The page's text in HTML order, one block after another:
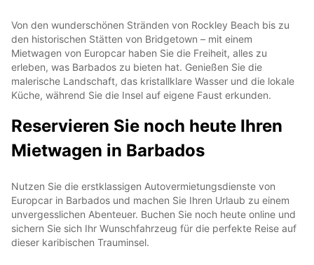
Von den wunderschönen Stränden von Rockley Beach bis zu
den historischen Stätten von Bridgetown – mit einem
Mietwagen von Europcar haben Sie die Freiheit, alles zu
erleben, was Barbados zu bieten hat. Genießen Sie die
malerische Landschaft, das kristallklare Wasser und die lokale
Küche, während Sie die Insel auf eigene Faust erkunden.
Reservieren Sie noch heute Ihren
Mietwagen in Barbados
Nutzen Sie die erstklassigen Autovermietungsdienste von
Europcar in Barbados und machen Sie Ihren Urlaub zu einem
unvergesslichen Abenteuer. Buchen Sie noch heute online und
sichern Sie sich Ihr Wunschfahrzeug für die perfekte Reise auf
dieser karibischen Trauminsel.